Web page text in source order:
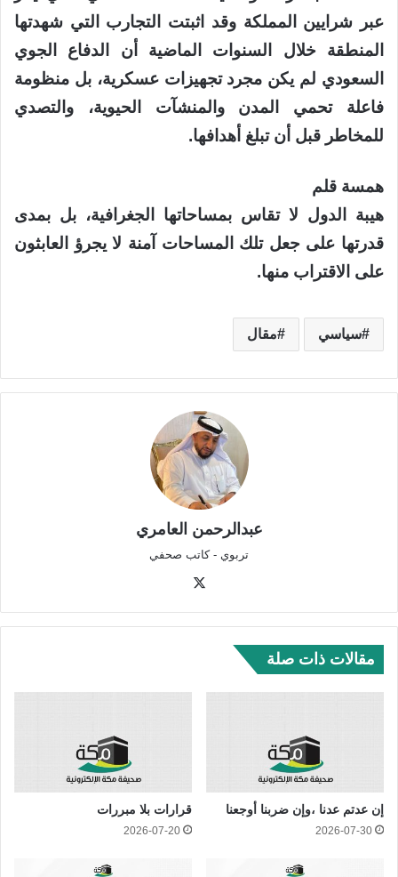
عبر شرايين المملكة وقد اثبتت التجارب التي شهدتها
المنطقة خلال السنوات الماضية أن الدفاع الجوي
السعودي لم يكن مجرد تجهيزات عسكرية، بل منظومة
فاعلة تحمي المدن والمنشآت الحيوية، والتصدي
للمخاطر قبل أن تبلغ أهدافها.
همسة قلم
هيبة الدول لا تقاس بمساحاتها الجغرافية، بل بمدى
قدرتها على جعل تلك المساحات آمنة لا يجرؤ العابثون
على الاقتراب منها.
سياسي مقال
عبدالرحمن العامري
تربوي - كاتب صحفي
مقالات ذات صلة
إن عدتم عدنا ،وإن ضربنا أوجعنا
2026-07-30
قرارات بلا مبررات
2026-07-20